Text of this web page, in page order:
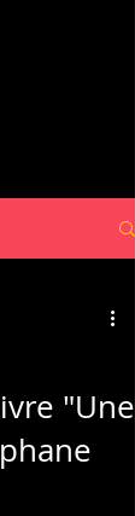
"Une